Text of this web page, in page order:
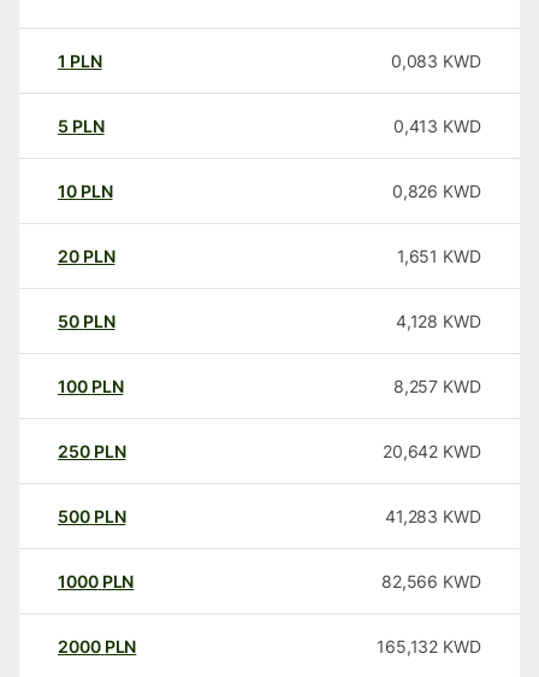
1 PLN 0,083 KWD
5 PLN 0,413 KWD
10 PLN 0,826 KWD
20 PLN 1,651 KWD
50 PLN 4,128 KWD
100 PLN 8,257 KWD
250 PLN 20,642 KWD
500 PLN 41,283 KWD
1000 PLN 82,566 KWD
2000 PLN 165,132 KWD